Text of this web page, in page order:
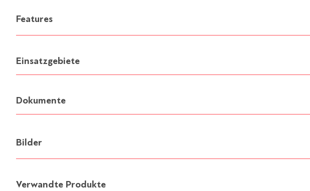
Features
Einsatzgebiete
Dokumente
Bilder
Verwandte Produkte